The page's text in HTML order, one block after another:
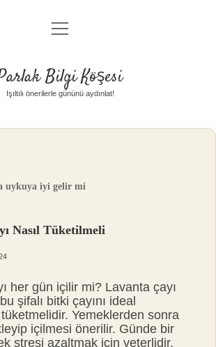
Anasayfa
Yasal Uyarı
menüyü
aç
Bilgi Köşesi
Işıltılı önerilerle gününü aydınlat!
uykuya iyi gelir mi
Nasıl Tüketilmeli
her gün içilir mi? Lavanta çayı
şifalı bitki çayını ideal
Yemeklerden sonra
içilmesi önerilir. Günde bir
stresi azaltmak için yeterlidir.